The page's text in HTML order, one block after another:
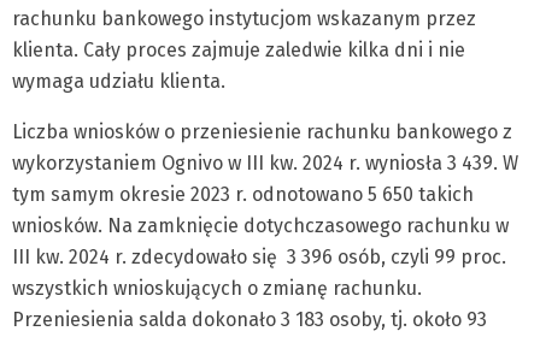
rachunku bankowego instytucjom wskazanym przez
klienta. Cały proces zajmuje zaledwie kilka dni i nie
wymaga udziału klienta.
Liczba wniosków o przeniesienie rachunku bankowego z
wykorzystaniem Ognivo w III kw. 2024 r. wyniosła 3 439. W
tym samym okresie 2023 r. odnotowano 5 650 takich
wniosków. Na zamknięcie dotychczasowego rachunku w
III kw. 2024 r. zdecydowało się 3 396 osób, czyli 99 proc.
wszystkich wnioskujących o zmianę rachunku.
Przeniesienia salda dokonało 3 183 osoby, tj. około 93